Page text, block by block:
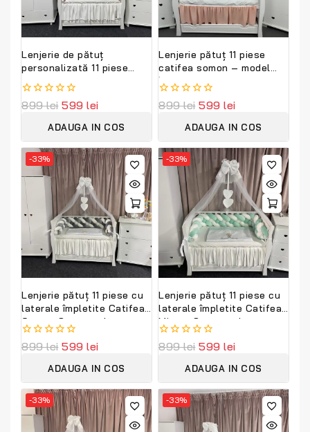
Lenjerie de pătuț
personalizată 11 piese
Royal Catifea White Pink
PeppiBambini – eleganță
pentru bebeluși, broderie
0
899lei 599 lei
ADAUGA IN COS
Lenjerie pătuț 11 piese
catifea somon – model
împletit PeppiBambini,
premium,
0
899lei 599 lei
ADAUGA IN COS
-33%
Lenjerie pătuț 11 piese cu
laterale împletite Catifea
Grey – Set complet
personalizabil din catifea
moale și bumbac natural
0
899lei 599 lei
ADAUGA IN COS
-33%
Lenjerie pătuț 11 piese cu
laterale împletite Catifea
Mint – Set complet
personalizabil din catifea
moale și bumbac natural
0
899lei 599 lei
ADAUGA IN COS
-33% -33%